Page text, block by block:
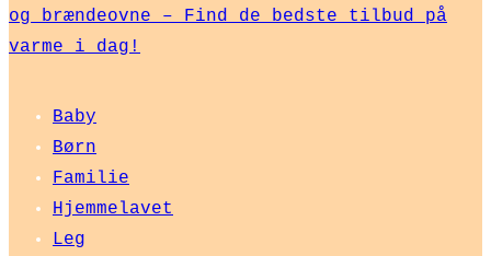
og brændeovne – Find de bedste tilbud på
varme i dag!
Baby
Børn
Familie
Hjemmelavet
Leg